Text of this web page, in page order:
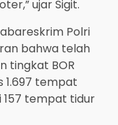
ujar Sigit.
Polri
bahwa telah
tingkat BOR
1.697 tempat
157 tempat tidur